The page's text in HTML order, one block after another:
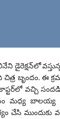
డైరెక్షన్‌లో
బృందం. ఈ
వచ్చి
బాలయ్య
చేసి